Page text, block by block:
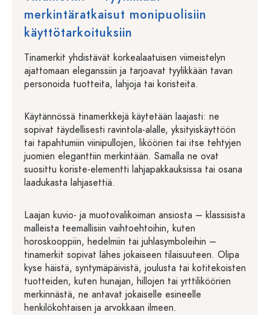
merkintäratkaisut monipuolisiin
käyttötarkoituksiin
Tinamerkit yhdistävät korkealaatuisen viimeistelyn
ajattomaan eleganssiin ja tarjoavat tyylikkään tavan
personoida tuotteita, lahjoja tai koristeita.
Käytännössä tinamerkkejä käytetään laajasti: ne
sopivat täydellisesti ravintola-alalle, yksityiskäyttöön
tai tapahtumiin viinipullojen, liköörien tai itse tehtyjen
juomien eleganttiin merkintään. Samalla ne ovat
suosittu koriste-elementti lahjapakkauksissa tai osana
laadukasta lahjasettiä.
Laajan kuvio- ja muotovalikoiman ansiosta – klassisista
malleista teemallisiin vaihtoehtoihin, kuten
horoskooppiin, hedelmiin tai juhlasymboleihin –
tinamerkit sopivat lähes jokaiseen tilaisuuteen. Olipa
kyse häistä, syntymäpäivistä, joulusta tai kotitekoisten
tuotteiden, kuten hunajan, hillojen tai yrttiliköörien
merkinnästä, ne antavat jokaiselle esineelle
henkilökohtaisen ja arvokkaan ilmeen.